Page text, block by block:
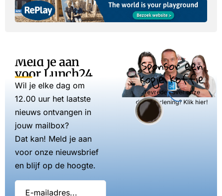
Meld je aan
voor Lunch24
Wil je elke dag om
12.00 uur het laatste
nieuws ontvangen in
jouw mailbox?
Dat kan! Meld je aan
voor onze nieuwsbrief
en blijf op de hoogte.
Sponsor een
kopje koffie
Tevreden over onze
dienstverlening? Klik hier!